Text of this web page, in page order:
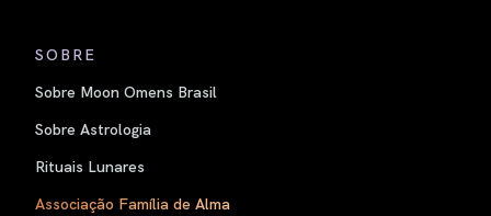
SOBRE
Sobre Moon Omens Brasil
Sobre Astrologia
Rituais Lunares
Associação Família de Alma